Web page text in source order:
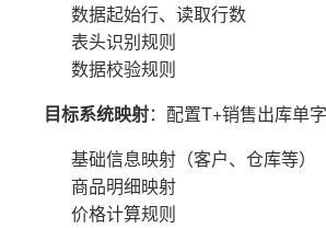
数据起始行、读取行数
表头识别规则
数据校验规则
目标系统映射：配置T+销售出库单
基础信息映射（客户、仓库等）
商品明细映射
价格计算规则